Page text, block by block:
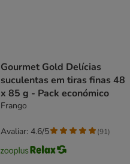
Gourmet Gold Delícias
suculentas em tiras finas 48
x 85 g - Pack económico
Frango
Avaliar: 4.6/5 (91)